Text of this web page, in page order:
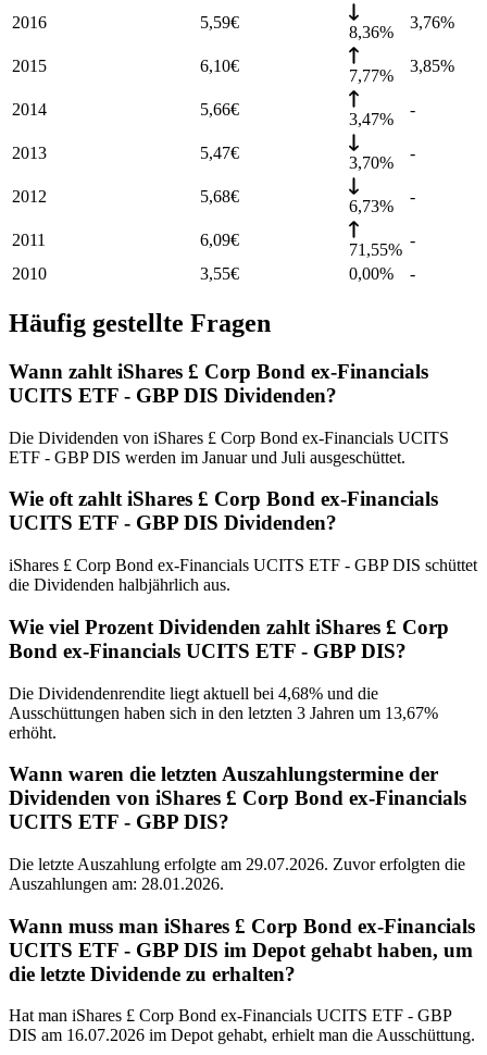
2016 5,59€
8,36%
3,76%
2015 6,10€
7,77%
3,85%
2014 5,66€
3,47%
-
2013 5,47€
3,70%
-
2012 5,68€
6,73%
-
2011 6,09€
71,55%
-
2010
3,55€ 0,00% -
Häufig gestellte Fragen
Wann zahlt iShares £ Corp Bond ex-Financials
UCITS ETF - GBP DIS Dividenden?
Die Dividenden von iShares £ Corp Bond ex-Financials UCITS
ETF - GBP DIS werden im Januar und Juli ausgeschüttet.
Wie oft zahlt iShares £ Corp Bond ex-Financials
UCITS ETF - GBP DIS Dividenden?
iShares £ Corp Bond ex-Financials UCITS ETF - GBP DIS schüttet
die Dividenden halbjährlich aus.
Wie viel Prozent Dividenden zahlt iShares £ Corp
Bond ex-Financials UCITS ETF - GBP DIS?
Die Dividendenrendite liegt aktuell bei 4,68% und die
Ausschüttungen haben sich in den letzten 3 Jahren um 13,67%
erhöht.
Wann waren die letzten Auszahlungstermine der
Dividenden von iShares £ Corp Bond ex-Financials
UCITS ETF - GBP DIS?
Die letzte Auszahlung erfolgte am 29.07.2026. Zuvor erfolgten die
Auszahlungen am: 28.01.2026.
Wann muss man iShares £ Corp Bond ex-Financials
UCITS ETF - GBP DIS im Depot gehabt haben, um
die letzte Dividende zu erhalten?
Hat man iShares £ Corp Bond ex-Financials UCITS ETF - GBP
DIS am 16.07.2026 im Depot gehabt, erhielt man die Ausschüttung.